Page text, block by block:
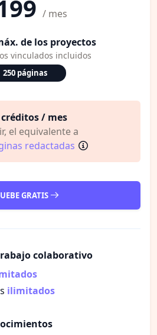
/ mes
de los proyectos
vinculados incluidos
250 páginas
créditos / mes
el equivalente a
redactadas
GRATIS
colaborativo
ilimitados